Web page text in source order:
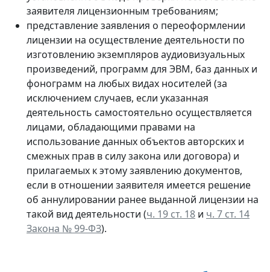
заявителя лицензионным требованиям;
представление заявления о переоформлении
лицензии на осуществление деятельности по
изготовлению экземпляров аудиовизуальных
произведений, программ для ЭВМ, баз данных и
фонограмм на любых видах носителей (за
исключением случаев, если указанная
деятельность самостоятельно осуществляется
лицами, обладающими правами на
использование данных объектов авторских и
смежных прав в силу закона или договора) и
прилагаемых к этому заявлению документов,
если в отношении заявителя имеется решение
об аннулировании ранее выданной лицензии на
такой вид деятельности (ч. 19 ст. 18 и ч. 7 ст. 14
Закона № 99-ФЗ).